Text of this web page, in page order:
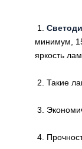
1.
минимум,
яркость
2. Такие
3.
4.